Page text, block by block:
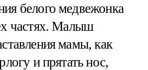
белого медвежонка
частях. Малыш
мамы, как
и прятать нос,